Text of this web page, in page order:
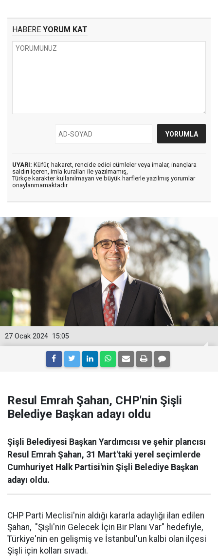
HABERE YORUM KAT
UYARI: Küfür, hakaret, rencide edici cümleler veya imalar, inançlara
saldırı içeren, imla kuralları ile yazılmamış,
Türkçe karakter kullanılmayan ve büyük harflerle yazılmış yorumlar
onaylanmamaktadır.
15:05
27 Ocak 2024
Resul Emrah Şahan, CHP'nin Şişli
Belediye Başkan adayı oldu
Şişli Belediyesi Başkan Yardımcısı ve şehir plancısı
Resul Emrah Şahan, 31 Mart'taki yerel seçimlerde
Cumhuriyet Halk Partisi'nin Şişli Belediye Başkan
adayı oldu.
CHP Parti Meclisi'nin aldığı kararla adaylığı ilan edilen
Şahan, "Şişli'nin Gelecek İçin Bir Planı Var" hedefiyle,
Türkiye'nin en gelişmiş ve İstanbul'un kalbi olan ilçesi
Şişli için kolları sıvadı.